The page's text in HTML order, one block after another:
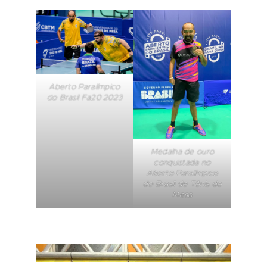
Aberto Paralímpico
do Brasil Fa20 2023
Medalha de ouro
conquistada no
Aberto Paralímpico
do Brasil de Tênis de
Mesa